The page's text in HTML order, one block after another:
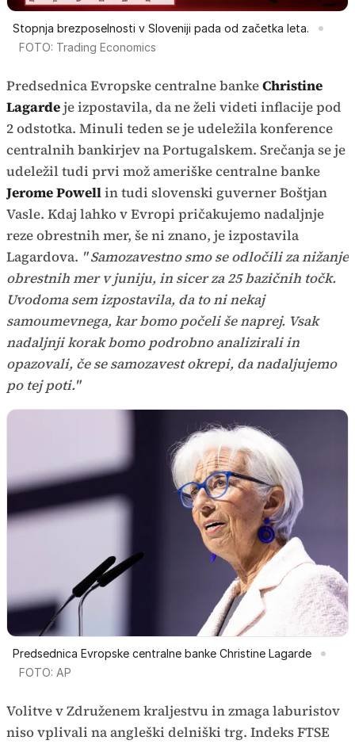
Stopnja brezposelnosti v Sloveniji pada od začetka leta.
FOTO: Trading Economics
Predsednica Evropske centralne bankeChristine
Lagardeje izpostavila, da ne želi videti inflacije pod
2 odstotka. Minuli teden se je udeležila konference
centralnih bankirjev na Portugalskem. Srečanja se je
udeležil tudi prvi mož ameriške centralne banke
Jerome Powellin tudi slovenski guverner Boštjan
Vasle. Kdaj lahko v Evropi pričakujemo nadaljnje
reze obrestnih mer, še ni znano, je izpostavila
Lagardova. " Samozavestno smo se odločili za nižanje
obrestnih mer v juniju, in sicer za 25 bazičnih točk.
Uvodoma sem izpostavila, da to ni nekaj
samoumevnega, kar bomo počeli še naprej. Vsak
nadaljnji korak bomo podrobno analizirali in
opazovali, če se samozavest okrepi, da nadaljujemo
po tej poti."
Predsednica Evropske centralne banke Christine Lagarde
FOTO: AP
Volitve v Združenem kraljestvu in zmaga laburistov
niso vplivali na angleški delniški trg. Indeks FTSE